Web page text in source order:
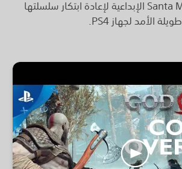
Santa Monica Studios الإبداعية لإعادة ابتكار سلسلتها
طويلة الأمد لجهاز PS4.